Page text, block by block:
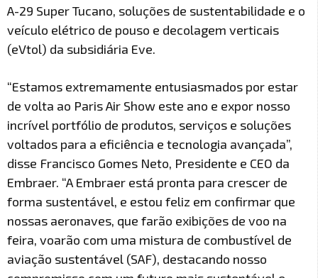
A-29 Super Tucano, soluções de sustentabilidade e o
veículo elétrico de pouso e decolagem verticais
(eVtol) da subsidiária Eve.
“Estamos extremamente entusiasmados por estar
de volta ao Paris Air Show este ano e expor nosso
incrível portfólio de produtos, serviços e soluções
voltados para a eficiência e tecnologia avançada”,
disse Francisco Gomes Neto, Presidente e CEO da
Embraer. “A Embraer está pronta para crescer de
forma sustentável, e estou feliz em confirmar que
nossas aeronaves, que farão exibições de voo na
feira, voarão com uma mistura de combustível de
aviação sustentável (SAF), destacando nosso